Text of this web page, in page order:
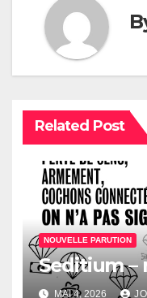
Related Post
NOUVELLE PARUTION
Seditium –
MAI 4, 2026